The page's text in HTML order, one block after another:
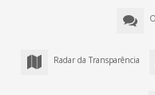
Radar da Transparência